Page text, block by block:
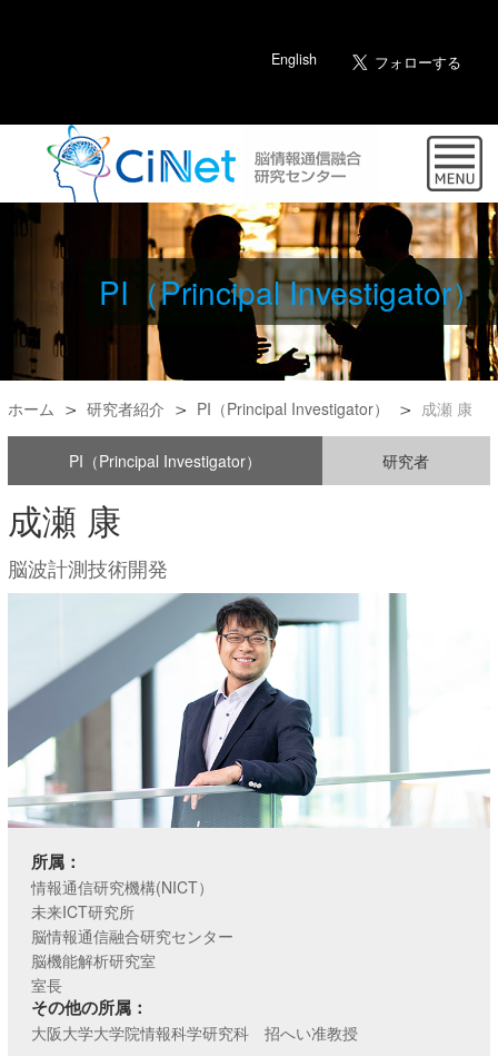
English
PI（Principal Investigator）
ホーム 研究者紹介 PI（Principal Investigator） 成瀬 康
PI（Principal Investigator） 研究者
成瀬 康
脳波計測技術開発
所属：
情報通信研究機構(NICT）
未来ICT研究所
脳情報通信融合研究センター
脳機能解析研究室
室長
その他の所属：
大阪大学大学院情報科学研究科 招へい准教授